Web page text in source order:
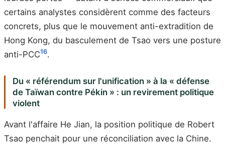
certains analystes considèrent comme des facteurs
concrets, plus que le mouvement anti-extradition de
Hong Kong, du basculement de Tsao vers une posture
anti-PCC16.
Du « référendum sur l'unification » à la « défense
de Taïwan contre Pékin » : un revirement politique
violent
Avant l'affaire He Jian, la position politique de Robert
Tsao penchait pour une réconciliation avec la Chine.